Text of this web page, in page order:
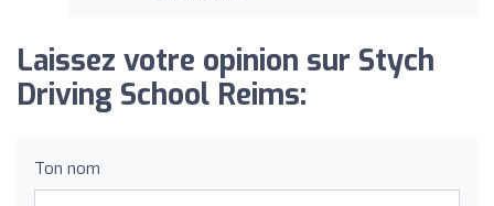
Laissez votre opinion sur Stych
Driving School Reims:
Ton nom